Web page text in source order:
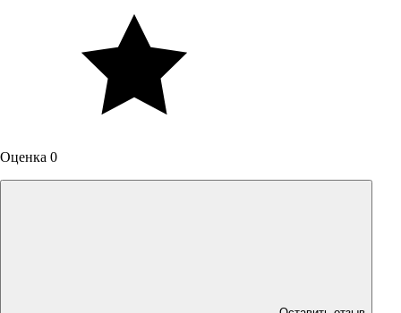
Оценка 0